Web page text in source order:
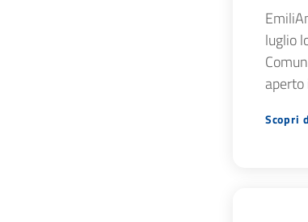
luglio
Scopri